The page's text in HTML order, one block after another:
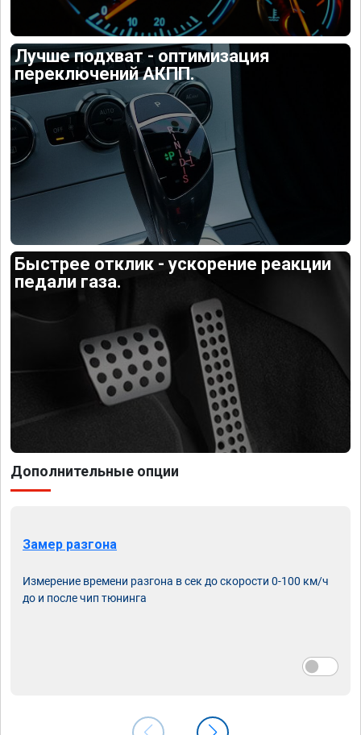
Лучше подхват - оптимизация
переключений АКПП.
Быстрее отклик - ускорение реакции
педали газа.
Дополнительные опции
Замер разгона
Измерение времени разгона в сек до скорости 0-100 км/ч
до и после чип тюнинга